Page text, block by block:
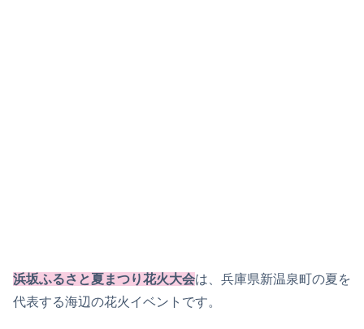
浜坂ふるさと夏まつり花火大会は、兵庫県新温泉町の夏を
代表する海辺の花火イベントです。